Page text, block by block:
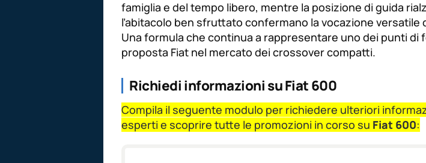
famiglia e del tempo libero, mentre la posizione di guida
l’abitacolo ben sfruttato confermano la vocazione versatile
Una formula che continua a rappresentare uno dei punti di
proposta Fiat nel mercato dei crossover compatti.
Richiedi informazioni su Fiat 600
Compila il seguente modulo per richiedere ulteriori
esperti e scoprire tutte le promozioni in corso su Fiat 600: